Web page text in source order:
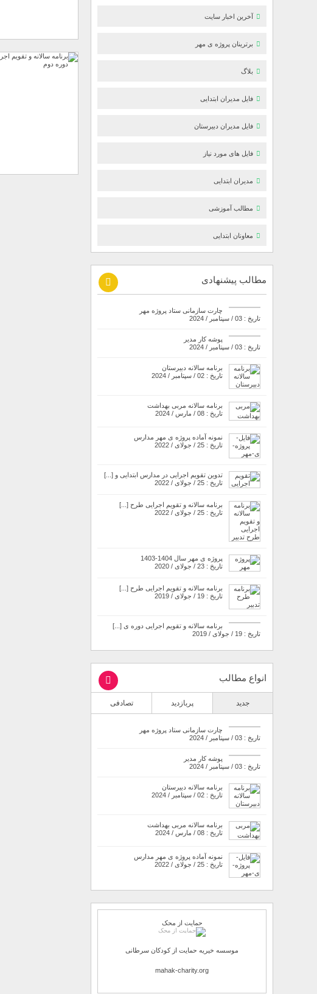
آخرین اخبار سایت
برترینان پروژه ی مهر
بلاگ
فایل مدیران ابتدایی
فایل مدیران دبیرستان
فایل های مورد نیاز
مدیران ابتدایی
مطالب آموزشی
معاونان ابتدایی
مطالب پیشنهادی
چارت سازمانی ستاد پروژه مهر
تاریخ : 03 / سپتامبر / 2024
پوشه کار مدیر
تاریخ : 03 / سپتامبر / 2024
برنامه سالانه دبیرستان
تاریخ : 02 / سپتامبر / 2024
برنامه سالانه مربی بهداشت
تاریخ : 08 / مارس / 2024
نمونه آماده پروژه ی مهر مدارس
تاریخ : 25 / جولای / 2022
تدوین تقویم اجرایی در مدارس ابتدایی و [...]
تاریخ : 25 / جولای / 2022
برنامه سالانه و تقویم اجرایی طرح [...]
تاریخ : 25 / جولای / 2022
پروژه ی مهر سال 1404-1403
تاریخ : 23 / جولای / 2020
برنامه سالانه و تقویم اجرایی طرح [...]
تاریخ : 19 / جولای / 2019
برنامه سالانه و تقویم اجرایی دوره ی [...]
تاریخ : 19 / جولای / 2019
انواع مطالب
جدید پربازدید تصادفی
چارت سازمانی ستاد پروژه مهر
تاریخ : 03 / سپتامبر / 2024
پوشه کار مدیر
تاریخ : 03 / سپتامبر / 2024
برنامه سالانه دبیرستان
تاریخ : 02 / سپتامبر / 2024
برنامه سالانه مربی بهداشت
تاریخ : 08 / مارس / 2024
نمونه آماده پروژه ی مهر مدارس
تاریخ : 25 / جولای / 2022
حمایت از محک
موسسه خیریه حمایت از کودکان سرطانی
mahak-charity.org